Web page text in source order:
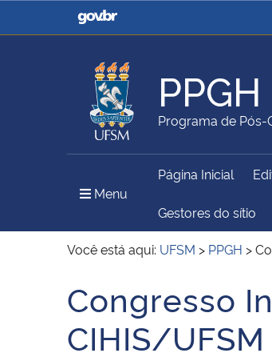
Casa Civil
Ministério da Agricultura,
Pecuária e Abastecimento
Ministério do Meio Ambiente
PPGH
Programa de Pós-
Menu
Página Inicial
Gestores do sítio
Você está aqui: UFSM > PPGH >
Início do conteúdo
Congresso
CIHIS/UFSM